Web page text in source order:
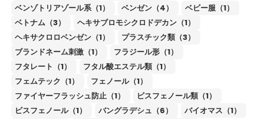
ベンゾトリアゾール系（1）
ベンゼン（4）
ベビー服（1）
ベトナム（3）
ヘキサブロモシクロドデカン（1）
ヘキサクロロベンゼン（1）
プラスチック類（3）
ブランドネーム刺激（1）
フラジール形（1）
フタレート（1）
フタル酸エステル類（1）
フェムテック（1）
フェノール（1）
ファイヤーフラッシュ防止（1）
ビスフェノール類（1）
ビスフェノール（1）
バングラデシュ（6）
バイオマス（1）